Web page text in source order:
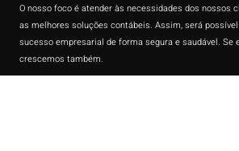
O nosso foco é atender às necessidades dos nossos
as melhores soluções contábeis. Assim, será
sucesso empresarial de forma segura e saudável. Se
crescemos também.